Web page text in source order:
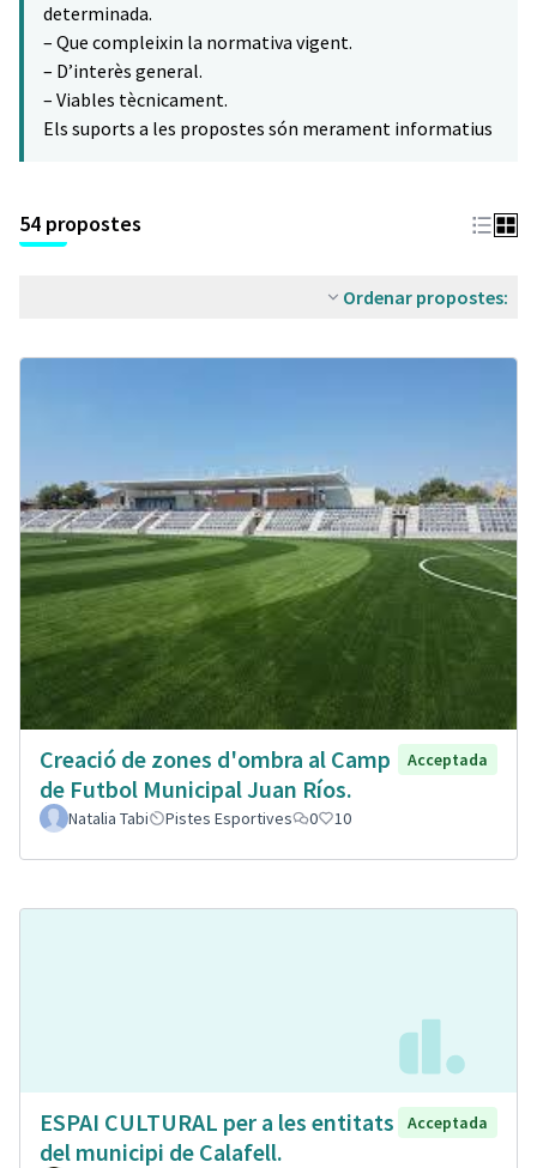
determinada.
– Que compleixin la normativa vigent.
– D’interès general.
– Viables tècnicament.
Els suports a les propostes són merament informatius
54 propostes
Ordenar propostes:
Creació de zones d'ombra al Camp
de Futbol Municipal Juan Ríos.
Acceptada
Natalia Tabi Pistes Esportives 0 10
ESPAI CULTURAL per a les entitats
del municipi de Calafell.
Acceptada